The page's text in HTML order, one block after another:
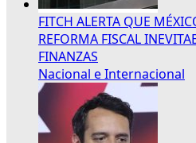
FITCH ALERTA QUE
REFORMA FISCAL
FINANZAS
Nacional e Internacional